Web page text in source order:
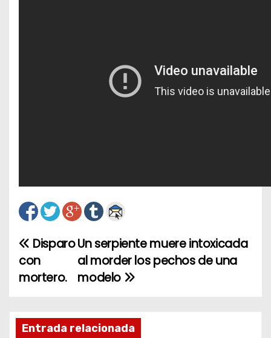
N
a
e
Un serpiente muere intoxicada
al morder los pechos de una
modelo
Disparo
con
mortero.
Entrada relacionada